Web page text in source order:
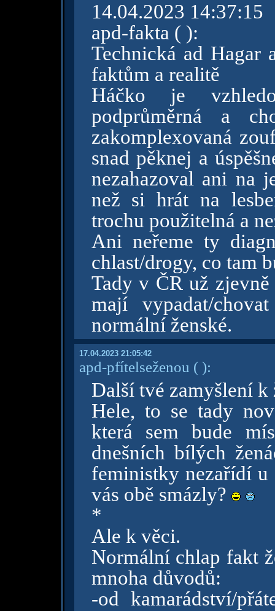
14.04.2023 14:37:15
apd-fakta ( ):
Technická ad Hagar
faktům a realitě
Háčko je
podprůměrná a
zakomplexovaná
snad pěknej a
nezahazoval ani na
než si hrát na
trochu použitelná a
Ani neřeme ty
chlast/drogy, co tam
Tady v ČR už
mají vypadat/
normální ženské.
17.04.2023 21:05:42
apd-pfítelseženou ( ):
Další tvé zamyšlení k
Hele, to se tady
která sem bude
dnešních bílých
feministky nezařídí
vás obě smázly?
*
Ale k věci.
Normální chlap fakt
mnoha důvodů:
-od kamarádství/